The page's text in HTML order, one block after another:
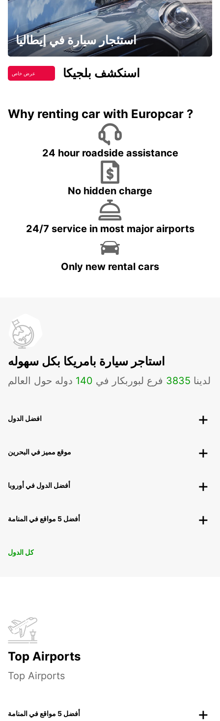
استئجار سيارة في إيطاليا
عرض خاص اسنكشف بلجيكا
Why renting car with Europcar ?
24 hour roadside assistance
No hidden charge
24/7 service in most major airports
Only new rental cars
استاجر سيارة بامريكا بكل سهوله
لدينا 3835 فرع لبوربكار في 140 دوله حول العالم
افضل الدول
موقع مميز في البحرين
أفضل الدول في أوروبا
أفضل 5 مواقع في المنامة
كل الدول
Top Airports
Top Airports
أفضل 5 مواقع في المنامة